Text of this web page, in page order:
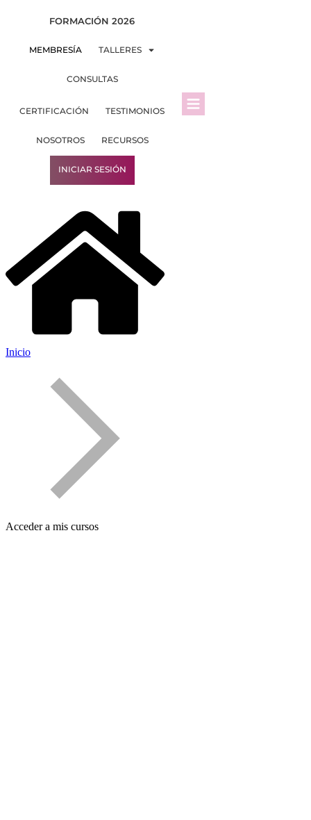
FORMACIÓN 2026
MEMBRESÍA TALLERES
CONSULTAS
CERTIFICACIÓN TESTIMONIOS
NOSOTROS RECURSOS
INICIAR SESIÓN
Inicio
Acceder a mis cursos